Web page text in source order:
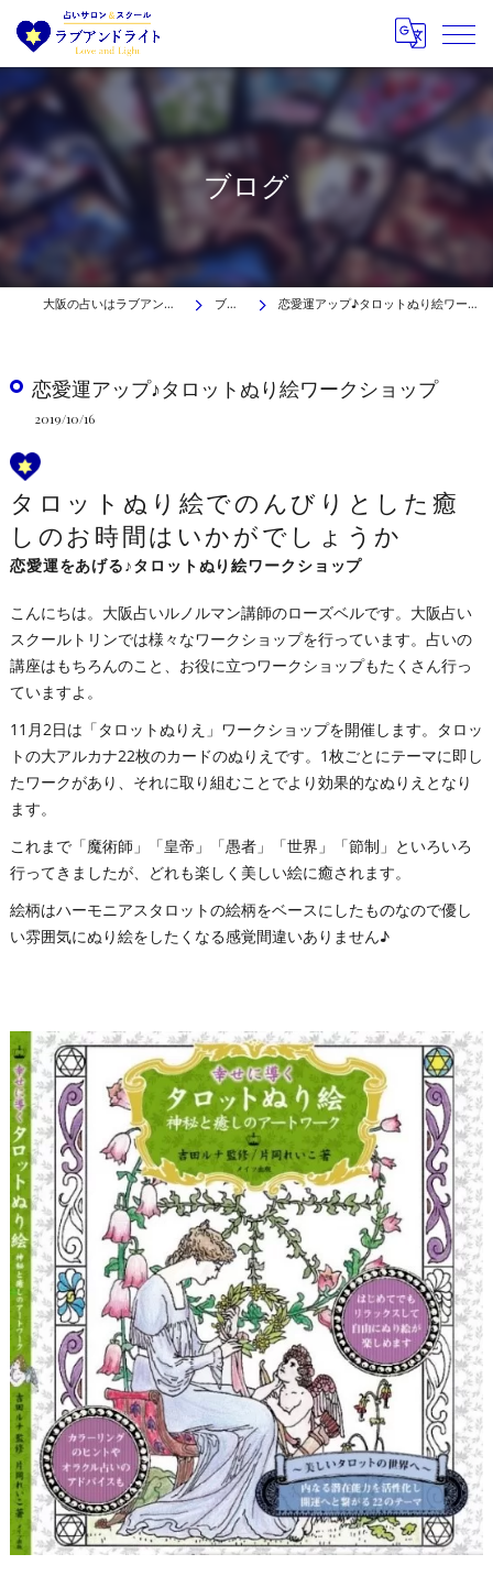
ブログ
大阪の占いはラブアンドライト ブログ 恋愛運アップ♪タロットぬり絵ワークショップ
恋愛運アップ♪タロットぬり絵ワークショップ
2019/10/16
恋愛運をあげる♪タロットぬり絵ワークショップ
タロットぬり絵でのんびりとした癒
しのお時間はいかがでしょうか
こんにちは。大阪占いルノルマン講師のローズベルです。大阪占い
スクールトリンでは様々なワークショップを行っています。占いの
講座はもちろんのこと、お役に立つワークショップもたくさん行っ
ていますよ。
11月2日は「タロットぬりえ」ワークショップを開催します。タロッ
トの大アルカナ22枚のカードのぬりえです。1枚ごとにテーマに即し
たワークがあり、それに取り組むことでより効果的なぬりえとなり
ます。
これまで「魔術師」「皇帝」「愚者」「世界」「節制」といろいろ
行ってきましたが、どれも楽しく美しい絵に癒されます。
絵柄はハーモニアスタロットの絵柄をベースにしたものなので優し
い雰囲気にぬり絵をしたくなる感覚間違いありません♪